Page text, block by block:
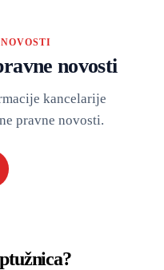
novosti
kancelarije
pravne novosti.